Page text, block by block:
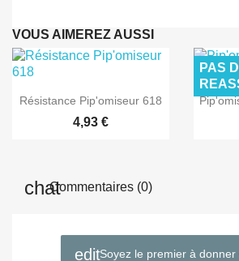
VOUS AIMEREZ AUSSI
 Aperçu rapide
Résistance Pip'omiseur 618
4,93 €

PAS
Commentaires (0)
Soyez le premier à donner